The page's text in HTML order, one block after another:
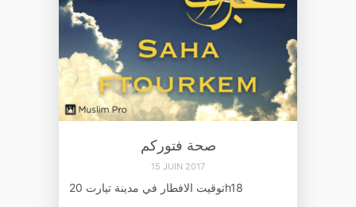
صحة فتوركم
15 JUIN 2017
توقيت الافطار في مدينة تيارت 20h18